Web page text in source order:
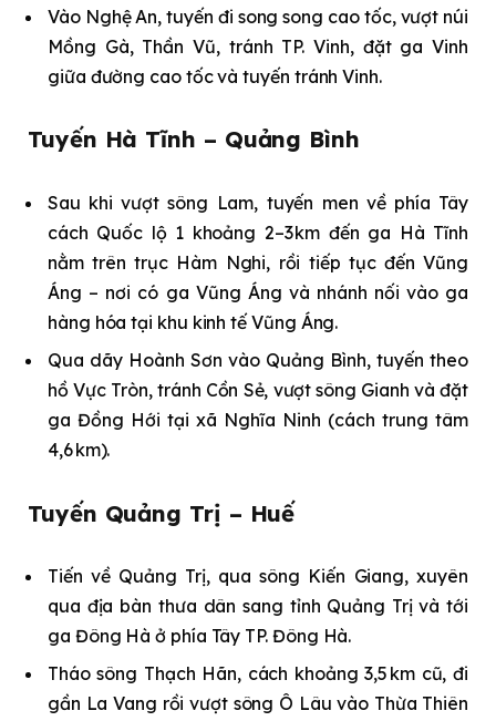
Vào Nghệ An, tuyến đi song song cao tốc, vượt núi
Mồng Gà, Thần Vũ, tránh TP. Vinh, đặt ga Vinh
giữa đường cao tốc và tuyến tránh Vinh.
Tuyến Hà Tĩnh – Quảng Bình
Sau khi vượt sông Lam, tuyến men về phía Tây
cách Quốc lộ 1 khoảng 2–3 km đến ga Hà Tĩnh
nằm trên trục Hàm Nghi, rồi tiếp tục đến Vũng
Áng – nơi có ga Vũng Áng và nhánh nối vào ga
hàng hóa tại khu kinh tế Vũng Áng.
Qua dãy Hoành Sơn vào Quảng Bình, tuyến theo
hồ Vực Tròn, tránh Cồn Sẻ, vượt sông Gianh và đặt
ga Đồng Hới tại xã Nghĩa Ninh (cách trung tâm
4,6 km).
Tuyến Quảng Trị – Huế
Tiến về Quảng Trị, qua sông Kiến Giang, xuyên
qua địa bàn thưa dân sang tỉnh Quảng Trị và tới
ga Đông Hà ở phía Tây TP. Đông Hà.
Tháo sông Thạch Hãn, cách khoảng 3,5 km cũ, đi
gần La Vang rồi vượt sông Ô Lâu vào Thừa Thiên